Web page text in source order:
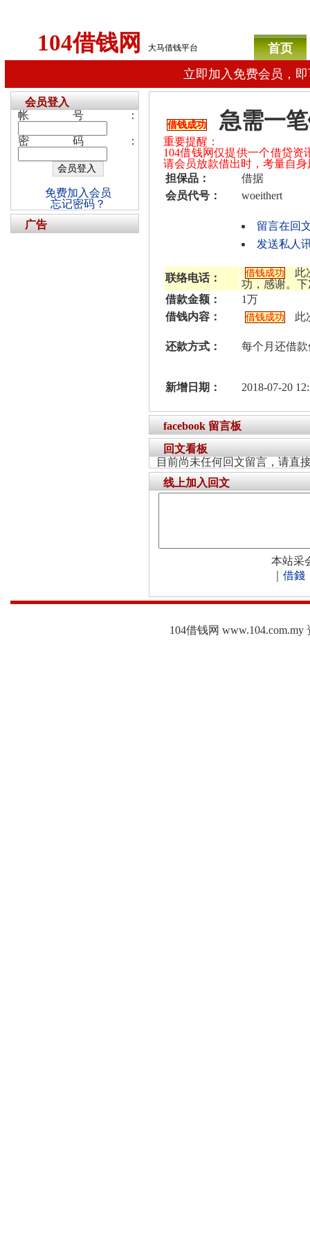
104借钱网 大马借钱平台
首页
立即加入免费会员，
借钱成功 急需一
重要提醒：
104借钱网仅提供一个借贷
请会员放款借出时，考量自
担保品：
借据
会员代号：
woeithert
留言在回
发送私人
联络电话： 借钱成功
此
功，感谢。
借款金额：
1万
借钱内容：
借钱成功 此
还款方式： 每个月还借
新增日期： 2018-07-20
facebook 留言板
回文看板
目前尚未任何回文留言，请直
线上加入回文
本站采
借錢
会员登入
帐号：
密码：
免费加入会员
忘记密码？
广告
104借钱网